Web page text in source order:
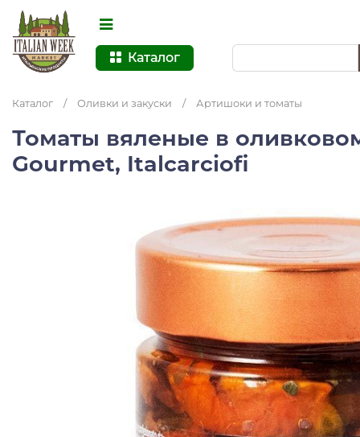
Каталог
Каталог / Оливки и закуски / Артишоки и томаты
Томаты вяленые в
Gourmet, Italcarciofi